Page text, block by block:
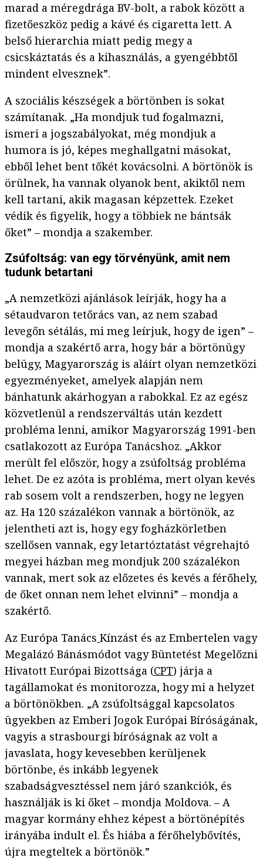
marad a méregdrága BV-bolt, a rabok között a
fizetőeszköz pedig a kávé és cigaretta lett. A
belső hierarchia miatt pedig megy a
csicskáztatás és a kihasználás, a gyengébbtől
mindent elvesznek”.
A szociális készségek a börtönben is sokat
számítanak. „Ha mondjuk tud fogalmazni,
ismeri a jogszabályokat, még mondjuk a
humora is jó, képes meghallgatni másokat,
ebből lehet bent tőkét kovácsolni. A börtönök is
örülnek, ha vannak olyanok bent, akiktől nem
kell tartani, akik magasan képzettek. Ezeket
védik és figyelik, hogy a többiek ne bántsák
őket” – mondja a szakember.
Zsúfoltság: van egy törvényünk, amit nem
tudunk betartani
„A nemzetközi ajánlások leírják, hogy ha a
sétaudvaron tetőrács van, az nem szabad
levegőn sétálás, mi meg leírjuk, hogy de igen” –
mondja a szakértő arra, hogy bár a börtönügy
belügy, Magyarország is aláírt olyan nemzetközi
egyezményeket, amelyek alapján nem
bánhatunk akárhogyan a rabokkal. Ez az egész
közvetlenül a rendszerváltás után kezdett
probléma lenni, amikor Magyarország 1991-ben
csatlakozott az Európa Tanácshoz. „Akkor
merült fel először, hogy a zsúfoltság probléma
lehet. De ez azóta is probléma, mert olyan kevés
rab sosem volt a rendszerben, hogy ne legyen
az. Ha 120 százalékon vannak a börtönök, az
jelentheti azt is, hogy egy fogházkörletben
szellősen vannak, egy letartóztatást végrehajtó
megyei házban meg mondjuk 200 százalékon
vannak, mert sok az előzetes és kevés a férőhely,
de őket onnan nem lehet elvinni” – mondja a
szakértő.
Az Európa Tanács Kínzást és az Embertelen vagy
Megalázó Bánásmódot vagy Büntetést Megelőzni
Hivatott Európai Bizottsága (CPT) járja a
tagállamokat és monitorozza, hogy mi a helyzet
a börtönökben. „A zsúfoltsággal kapcsolatos
ügyekben az Emberi Jogok Európai Bíróságának,
vagyis a strasbourgi bíróságnak az volt a
javaslata, hogy kevesebben kerüljenek
börtönbe, és inkább legyenek
szabadságvesztéssel nem járó szankciók, és
használják is ki őket – mondja Moldova. – A
magyar kormány ehhez képest a börtönépítés
irányába indult el. És hiába a férőhelybővítés,
újra megteltek a börtönök.”